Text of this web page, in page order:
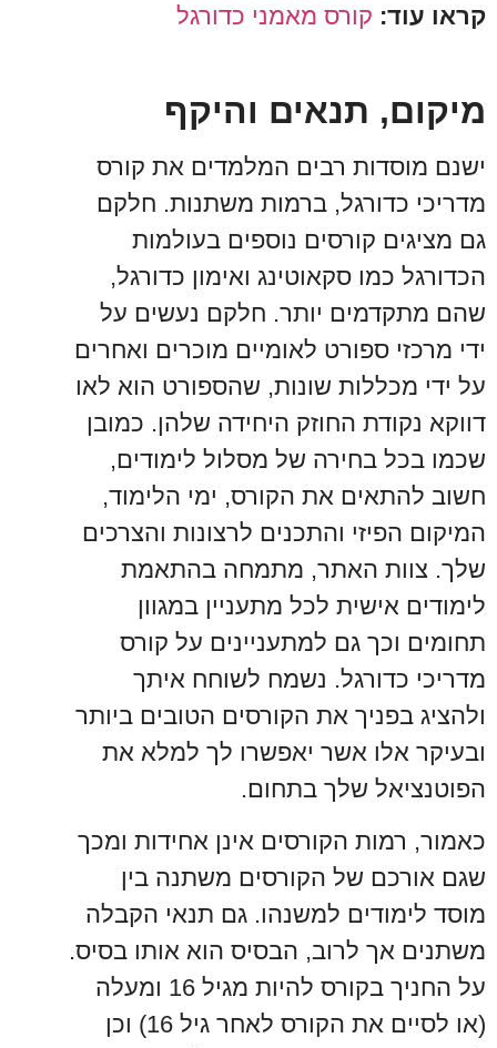
קראו עוד: קורס מאמני כדורגל
מיקום, תנאים והיקף
ישנם מוסדות רבים המלמדים את קורס
מדריכי כדורגל, ברמות משתנות. חלקם
גם מציגים קורסים נוספים בעולמות
הכדורגל כמו סקאוטינג ואימון כדורגל,
שהם מתקדמים יותר. חלקם נעשים על
ידי מרכזי ספורט לאומיים מוכרים ואחרים
על ידי מכללות שונות, שהספורט הוא לאו
דווקא נקודת החוזק היחידה שלהן. כמובן
שכמו בכל בחירה של מסלול לימודים,
חשוב להתאים את הקורס, ימי הלימוד,
המיקום הפיזי והתכנים לרצונות והצרכים
שלך. צוות האתר, מתמחה בהתאמת
לימודים אישית לכל מתעניין במגוון
תחומים וכך גם למתעניינים על קורס
מדריכי כדורגל. נשמח לשוחח איתך
ולהציג בפניך את הקורסים הטובים ביותר
ובעיקר אלו אשר יאפשרו לך למלא את
הפוטנציאל שלך בתחום.
כאמור, רמות הקורסים אינן אחידות ומכך
שגם אורכם של הקורסים משתנה בין
מוסד לימודים למשנהו. גם תנאי הקבלה
משתנים אך לרוב, הבסיס הוא אותו בסיס.
על החניך בקורס להיות מגיל 16 ומעלה
(או לסיים את הקורס לאחר גיל 16) וכן